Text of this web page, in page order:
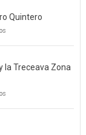
Quintero
en
gobernador
estado,
Navarro
la Treceava Zona
en
Voluntario